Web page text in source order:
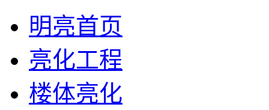
明亮首页
亮化工程
楼体亮化